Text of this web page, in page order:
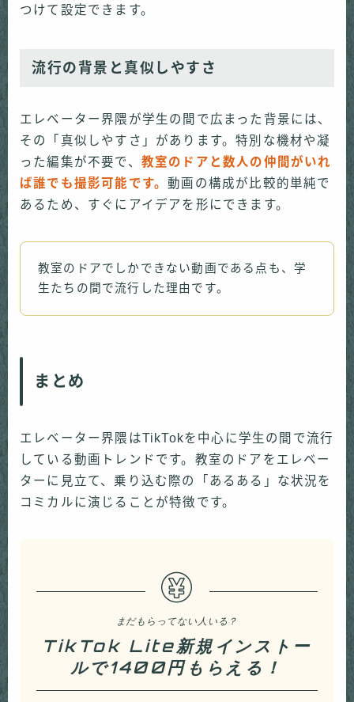
つけて設定できます。
流行の背景と真似しやすさ
エレベーター界隈が学生の間で広まった背景には、
その「真似しやすさ」があります。特別な機材や凝
った編集が不要で、 教室のドアと数人の仲間がいれ
ば誰でも撮影可能です。動画の構成が比較的単純で
あるため、すぐにアイデアを形にできます。
教室のドアでしかできない動画である点も、学
生たちの間で流行した理由です。
まとめ
エレベーター界隈はTikTokを中心に学生の間で流行
している動画トレンドです。教室のドアをエレベー
ターに見立て、乗り込む際の「あるある」な状況を
コミカルに演じることが特徴です。
まだもらってない人いる？
TikTok Lite新規インストー
ルで1400円もらえる！